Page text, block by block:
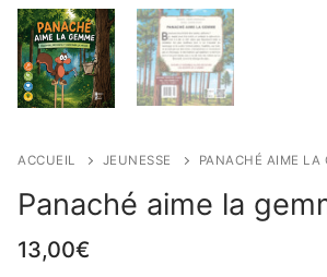
ACCUEIL JEUNESSE PANACHÉ AIME LA
Panaché aime la
13,00€